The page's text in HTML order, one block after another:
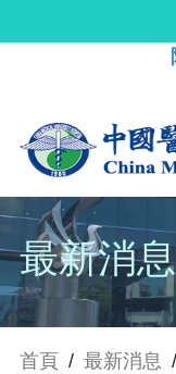
最新消息
首頁 / 最新消息 /